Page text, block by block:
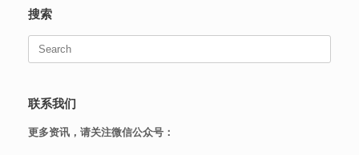
搜索
联系我们
更多资讯，请关注微信公众号：